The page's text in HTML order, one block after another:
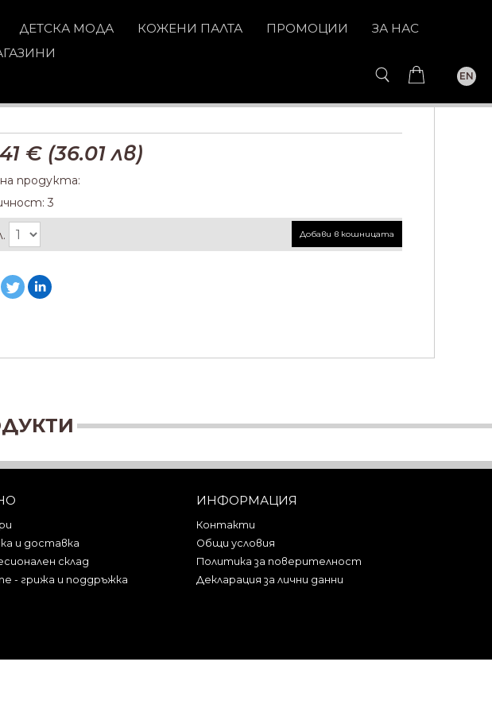
ДЕТСКА МОДА КОЖЕНИ ПАЛТА ПРОМОЦИИ
ЗА НАС
EN
€ (36.01 лв)
продукта:
3
Добави в кошницата
и доставка
склад
- грижа и поддръжка
ИНФОРМАЦИЯ
Контакти
Общи условия
Политика за поверителност
Декларация за лични данни